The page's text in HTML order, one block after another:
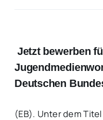
Jetzt bewerben
Deutschen
(EB). Unter dem Titel